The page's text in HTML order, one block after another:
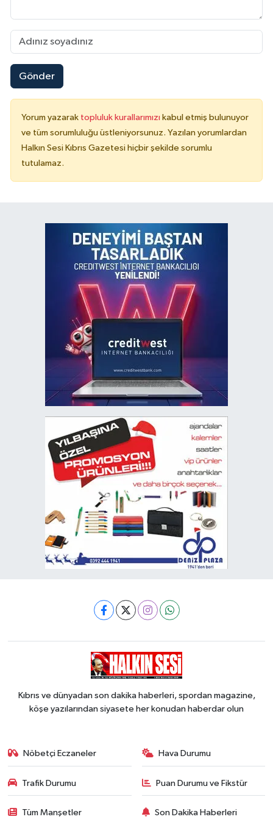
Gönder
Yorum yazarak topluluk kurallarımızı kabul etmiş bulunuyor
ve tüm sorumluluğu üstleniyorsunuz. Yazılan yorumlardan
Halkın Sesi Kıbrıs Gazetesi hiçbir şekilde sorumlu
tutulamaz.
Kıbrıs ve dünyadan son dakika haberleri, spordan magazine,
köşe yazılarından siyasete her konudan haberdar olun
Nöbetçi Eczaneler Hava Durumu
Trafik Durumu Puan Durumu ve Fikstür
Tüm Manşetler Son Dakika Haberleri